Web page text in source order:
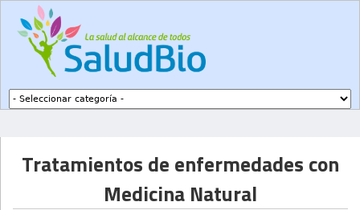
Tratamientos de enfermedades con
Medicina Natural